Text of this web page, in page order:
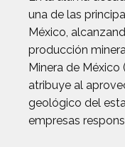
una de las
México,
producción
Minera de México
atribuye al
geológico del
empresas